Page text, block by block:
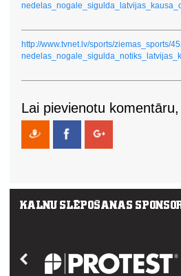
http://www.tvnet.lv/sports/ziemas_sports/
Lai pievienotu